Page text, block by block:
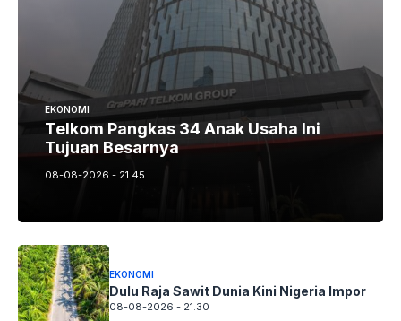
EKONOMI
Telkom Pangkas 34 Anak Usaha Ini
Tujuan Besarnya
08-08-2026 - 21.45
EKONOMI
Dulu Raja Sawit Dunia Kini Nigeria Impor
08-08-2026 - 21.30